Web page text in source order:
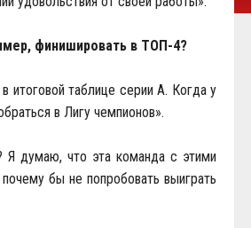
финишировать в ТОП-4?
итоговой таблице серии А. Когда у
в Лигу чемпионов».
Я думаю, что эта команда с этими
бы не попробовать выиграть